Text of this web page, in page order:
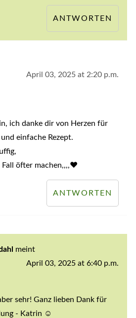
ANTWORTEN
April 03, 2025 at 2:20 p.m.
ich danke dir von Herzen für
einfache Rezept.
öfter machen,,,,❤️
ANTWORTEN
meint
April 03, 2025 at 6:40 p.m.
sehr! Ganz lieben Dank für
- Katrin ☺️